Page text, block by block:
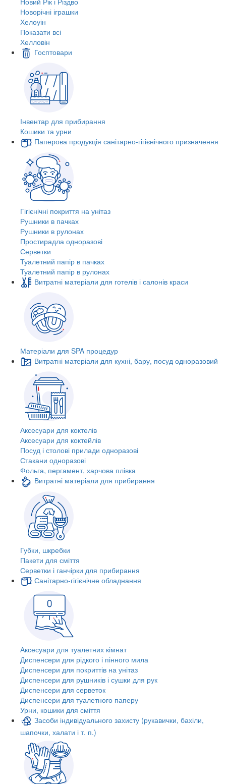
Новорічні іграшки
Хелоуін
Показати всі
Хелловін
Госптовари
Інвентар для прибирання
Кошики та урни
Паперова продукція санітарно-гігієнічного призначення
Гігієнічні покриття на унітаз
Рушники в пачках
Рушники в рулонах
Простирадла одноразові
Серветки
Туалетний папір в пачках
Туалетний папір в рулонах
Витратні матеріали для готелів і салонів краси
Матеріали для SPA процедур
Витратні матеріали для кухні, бару, посуд одноразовий
Аксесуари для коктелів
Аксесуари для коктейлів
Посуд і столові прилади одноразові
Стакани одноразові
Фольга, пергамент, харчова плівка
Витратні матеріали для прибирання
Губки, шкребки
Пакети для сміття
Серветки і ганчірки для прибирання
Санітарно-гігієнічне обладнання
Аксесуари для туалетних кімнат
Диспенсери для рідкого і пінного мила
Диспенсери для покриттів на унітаз
Диспенсери для рушників і сушки для рук
Диспенсери для серветок
Диспенсери для туалетного паперу
Урни, кошики для сміття
Засоби індивідуального захисту (рукавички, бахіли,
шапочки, халати і т. п.)